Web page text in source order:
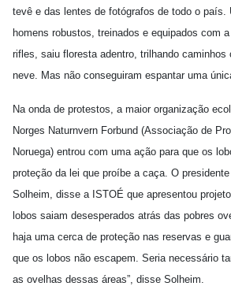
tevê e das lentes de fotógrafos de todo o país.
homens robustos, treinados e equipados com
rifles, saiu floresta adentro, trilhando caminhos
neve. Mas não conseguiram espantar uma
Na onda de protestos, a maior organização
Norges Naturnvern Forbund (Associação de
Noruega) entrou com uma ação para que os
proteção da lei que proíbe a caça. O
Solheim, disse a ISTOÉ que apresentou
lobos saiam desesperados atrás das pobres
haja uma cerca de proteção nas reservas e
que os lobos não escapem. Seria necessário
as ovelhas dessas áreas”, disse Solheim.